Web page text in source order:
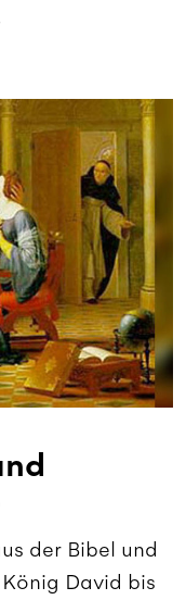
der Bibel und
David bis